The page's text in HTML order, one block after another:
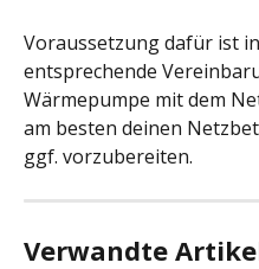
Voraussetzung dafür ist
entsprechende
Wärmepumpe mit dem
am besten deinen
ggf. vorzubereiten.
Verwandte